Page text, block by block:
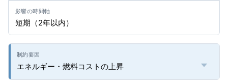
短期（2年以内）
エネルギー・燃料コストの上昇